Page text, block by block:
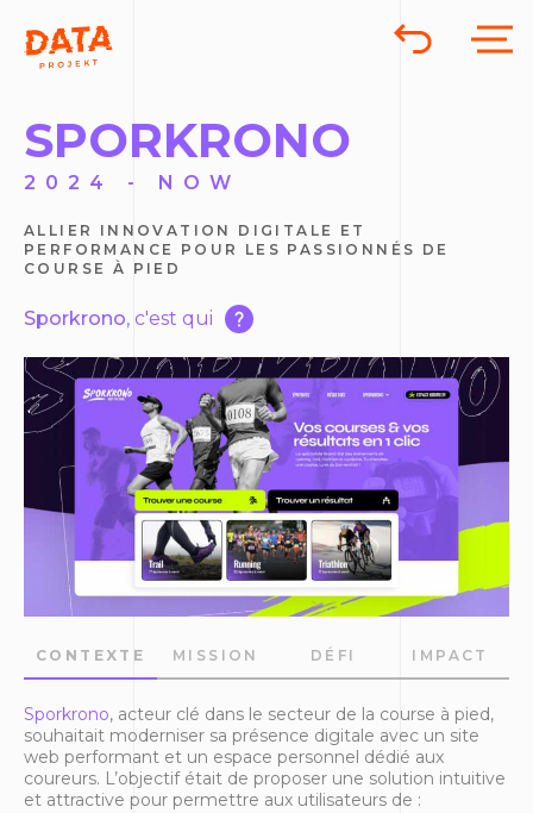
SPORKRONO
2024 - NOW
ALLIER INNOVATION DIGITALE ET
PERFORMANCE POUR LES PASSIONNÉS DE
COURSE À PIED
Sporkrono, c'est qui
CONTEXTE MISSION DÉFI IMPACT
Sporkrono, acteur clé dans le secteur de la course à pied,
souhaitait moderniser sa présence digitale avec un site
web performant et un espace personnel dédié aux
coureurs. L’objectif était de proposer une solution intuitive
et attractive pour permettre aux utilisateurs de :